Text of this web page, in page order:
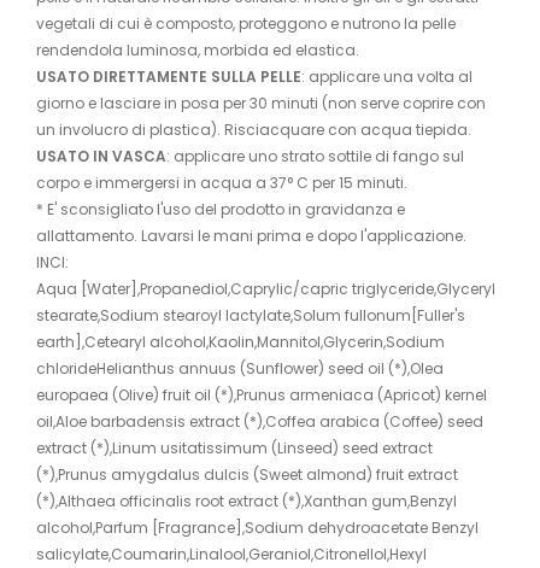
vegetali di cui è composto, proteggono e nutrono la pelle
rendendola luminosa, morbida ed elastica.
USATO DIRETTAMENTE SULLA PELLE: applicare una volta al
giorno e lasciare in posa per 30 minuti (non serve coprire con
un involucro di plastica). Risciacquare con acqua tiepida.
USATO IN VASCA: applicare uno strato sottile di fango sul
corpo e immergersi in acqua a 37° C per 15 minuti.
* E' sconsigliato l'uso del prodotto in gravidanza e
allattamento. Lavarsi le mani prima e dopo l'applicazione.
INCI:
Aqua [Water],Propanediol,Caprylic/capric triglyceride,Glyceryl
stearate,Sodium stearoyl lactylate,Solum fullonum[Fuller's
earth],Cetearyl alcohol,Kaolin,Mannitol,Glycerin,Sodium
chlorideHelianthus annuus (Sunflower) seed oil (*),Olea
europaea (Olive) fruit oil (*),Prunus armeniaca (Apricot) kernel
oil,Aloe barbadensis extract (*),Coffea arabica (Coffee) seed
extract (*),Linum usitatissimum (Linseed) seed extract
(*),Prunus amygdalus dulcis (Sweet almond) fruit extract
(*),Althaea officinalis root extract (*),Xanthan gum,Benzyl
alcohol,Parfum [Fragrance],Sodium dehydroacetate Benzyl
salicylate,Coumarin,Linalool,Geraniol,Citronellol,Hexyl